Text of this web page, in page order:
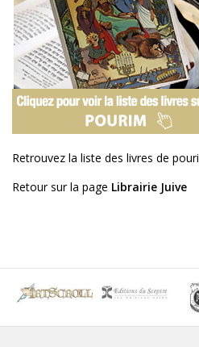
Retrouvez la liste des livres de
Retour sur la page Librairie Juive